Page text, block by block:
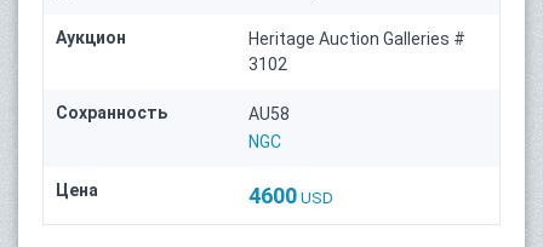
Аукцион
Heritage Auction Galleries #
3102
Сохранность
AU58
NGC
Цена 4600 USD